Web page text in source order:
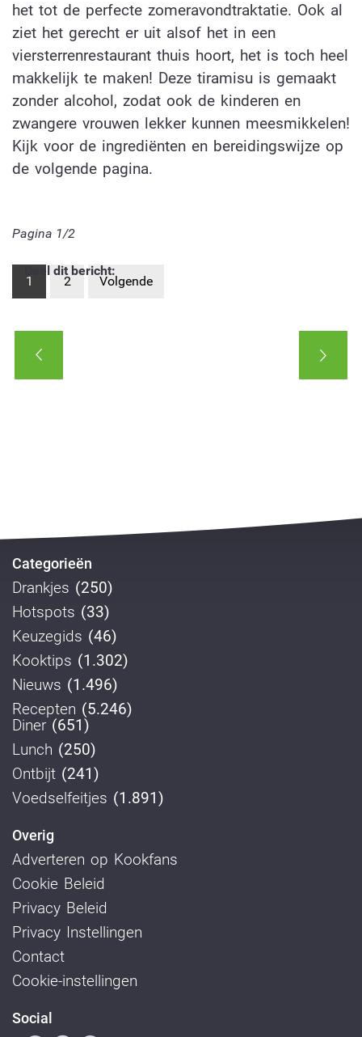
het tot de perfecte zomeravondtraktatie. Ook al
ziet het gerecht er uit alsof het in een
viersterrenrestaurant thuis hoort, het is toch heel
makkelijk te maken! Deze tiramisu is gemaakt
zonder alcohol, zodat ook de kinderen en
zwangere vrouwen lekker kunnen meesmikkelen!
Kijk voor de ingrediënten en bereidingswijze op
de volgende pagina.
Pagina 1/2
1 2 Volgende
Deel dit bericht:
Categorieën
Drankjes (250)
Hotspots (33)
Keuzegids (46)
Kooktips (1.302)
Nieuws (1.496)
Recepten (5.246)
Diner (651)
Lunch (250)
Ontbijt (241)
Voedselfeitjes (1.891)
Overig
Adverteren op Kookfans
Cookie Beleid
Privacy Beleid
Privacy Instellingen
Contact
Cookie-instellingen
Social